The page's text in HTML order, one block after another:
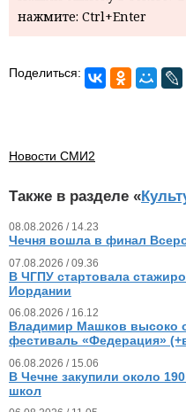
нажмите: Ctrl+Enter
Поделиться:
Новости СМИ2
Также в разделе «
08.08.2026 / 14.23
Чечня вошла в финал
07.08.2026 / 09.36
В ЧГПУ стартовала
Иордании
06.08.2026 / 16.12
Владимир Машков высоко
фестиваль «Федерация»
06.08.2026 / 15.06
В Чечне закупили около
школ